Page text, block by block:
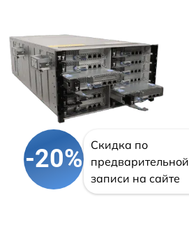
-20%
Скидка по
предварительной
записи на сайте